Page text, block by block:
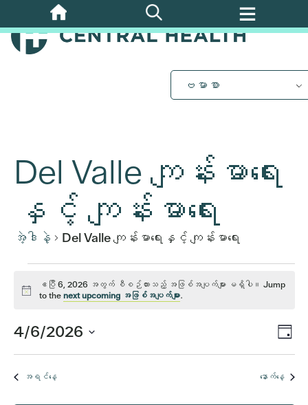
အဓိက
အကြောင်းအရာ
သို့
ဗမာစာ
Del Valle ကျန်းမာရေး
နှင့် ကျန်းမာရေး
အဲ့ဒါနဲ့ Del Valle ကျန်းမာရေးနှင့် ကျန်းမာရေး
ဧပြီ
2026
အတွက်
သတိထား
ဧပြီ 6, 2026 အတွက် စီစဉ်ထားသည့် အဖြစ်အပျက်များ မရှိပါ။ Jump
to thenext upcoming အဖြစ်အပျက်များ.
ပွဲ
နေ့
4/6/2026
ရွေး
အရင်နေ့ နောက်နေ့